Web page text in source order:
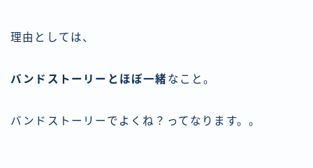
理由としては、
バンドストーリーとほぼ一緒 なこと。
バンドストーリーでよくね？ってなります。。